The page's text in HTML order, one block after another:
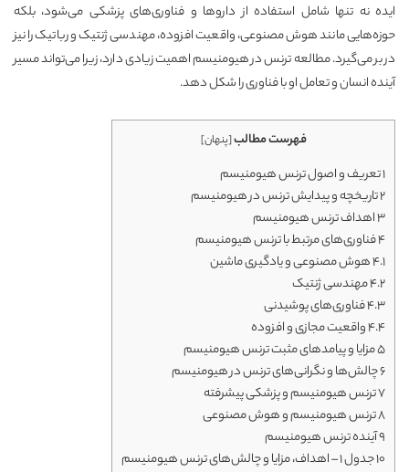
ایده نه تنها شامل استفاده از داروها و فناوری‌های پزشکی می‌شود، بلکه
حوزه‌هایی مانند هوش مصنوعی، واقعیت افزوده، مهندسی ژنتیک و رباتیک را نیز
در بر می‌گیرد. مطالعه ترنس در هیومنیسم اهمیت زیادی دارد، زیرا می‌تواند مسیر
آینده انسان و تعامل او با فناوری را شکل دهد.
فهرست مطالب[پنهان]
1تعریف و اصول ترنس هیومنیسم
2تاریخچه و پیدایش ترنس در هیومنیسم
3اهداف ترنس هیومنیسم
4فناوری‌های مرتبط با ترنس هیومنیسم
4.1هوش مصنوعی و یادگیری ماشین
4.2مهندسی ژنتیک
4.3فناوری‌های پوشیدنی
4.4واقعیت مجازی و افزوده
5مزایا و پیامدهای مثبت ترنس هیومنیسم
6چالش‌ها و نگرانی‌های ترنس در هیومنیسم
7ترنس هیومنیسم و پزشکی پیشرفته
8ترنس هیومنیسم و هوش مصنوعی
9آینده ترنس هیومنیسم
10جدول ۱ – اهداف، مزایا و چالش‌های ترنس هیومنیسم